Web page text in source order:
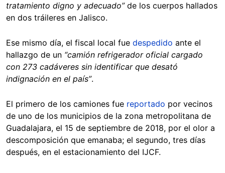
tratamiento digno y adecuado”de los cuerpos hallados
en dos tráileres en Jalisco.
Ese mismo día, el fiscal local fue despedido ante el
hallazgo de un “camión refrigerador oficial cargado
con 273 cadáveres sin identificar que desató
indignación en el país”.
El primero de los camiones fue reportado por vecinos
de uno de los municipios de la zona metropolitana de
Guadalajara, el 15 de septiembre de 2018, por el olor a
descomposición que emanaba; el segundo, tres días
después, en el estacionamiento del IJCF.